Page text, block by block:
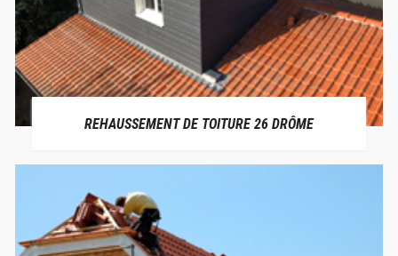
REHAUSSEMENT DE TOITURE 26 DRÔME